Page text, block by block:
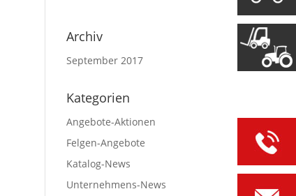
Archiv
September 2017
Kategorien
Angebote-Aktionen
Felgen-Angebote
Katalog-News
Unternehmens-News